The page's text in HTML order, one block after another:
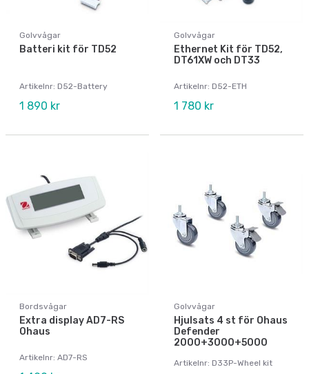
Golvvågar
Batteri kit för TD52
Artikelnr: D52-Battery
1 890 kr
Golvvågar
Ethernet Kit för TD52,
DT61XW och DT33
Artikelnr: D52-ETH
1 780 kr
Bordsvågar
Extra display AD7-RS
Ohaus
Artikelnr: AD7-RS
Golvvågar
Hjulsats 4 st för Ohaus
Defender
2000+3000+5000
Artikelnr: D33P-Wheel kit